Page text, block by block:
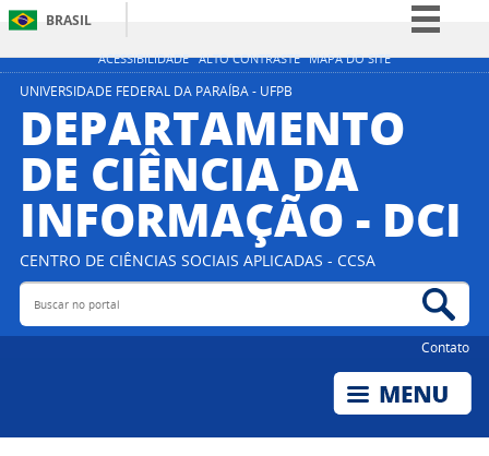
ACESSIBILIDADE ALTO CONTRASTE MAPA DO SITE
BRASIL
Simplifique!
Participe
Acesso à informação
Legislação
Canais
UNIVERSIDADE FEDERAL DA PARAÍBA - UFPB
DEPARTAMENTO
DE CIÊNCIA DA
INFORMAÇÃO - DCI
CENTRO DE CIÊNCIAS SOCIAIS APLICADAS - CCSA
Buscar no portal
Contato